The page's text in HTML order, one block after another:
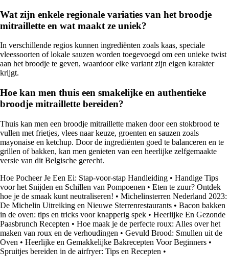
Wat zijn enkele regionale variaties van het broodje
mitraillette en wat maakt ze uniek?
In verschillende regios kunnen ingrediënten zoals kaas, speciale
vleessoorten of lokale sauzen worden toegevoegd om een unieke twist
aan het broodje te geven, waardoor elke variant zijn eigen karakter
krijgt.
Hoe kan men thuis een smakelijke en authentieke
broodje mitraillette bereiden?
Thuis kan men een broodje mitraillette maken door een stokbrood te
vullen met frietjes, vlees naar keuze, groenten en sauzen zoals
mayonaise en ketchup. Door de ingrediënten goed te balanceren en te
grillen of bakken, kan men genieten van een heerlijke zelfgemaakte
versie van dit Belgische gerecht.
Hoe Pocheer Je Een Ei: Stap-voor-stap Handleiding • Handige Tips
voor het Snijden en Schillen van Pompoenen • Eten te zuur? Ontdek
hoe je de smaak kunt neutraliseren! • Michelinsterren Nederland 2023:
De Michelin Uitreiking en Nieuwe Sterrenrestaurants • Bacon bakken
in de oven: tips en tricks voor knapperig spek • Heerlijke En Gezonde
Paasbrunch Recepten • Hoe maak je de perfecte roux: Alles over het
maken van roux en de verhoudingen • Gevuld Brood: Smullen uit de
Oven • Heerlijke en Gemakkelijke Bakrecepten Voor Beginners •
Spruitjes bereiden in de airfryer: Tips en Recepten •